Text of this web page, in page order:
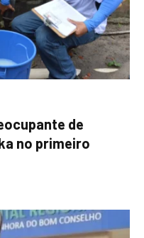
de
no primeiro